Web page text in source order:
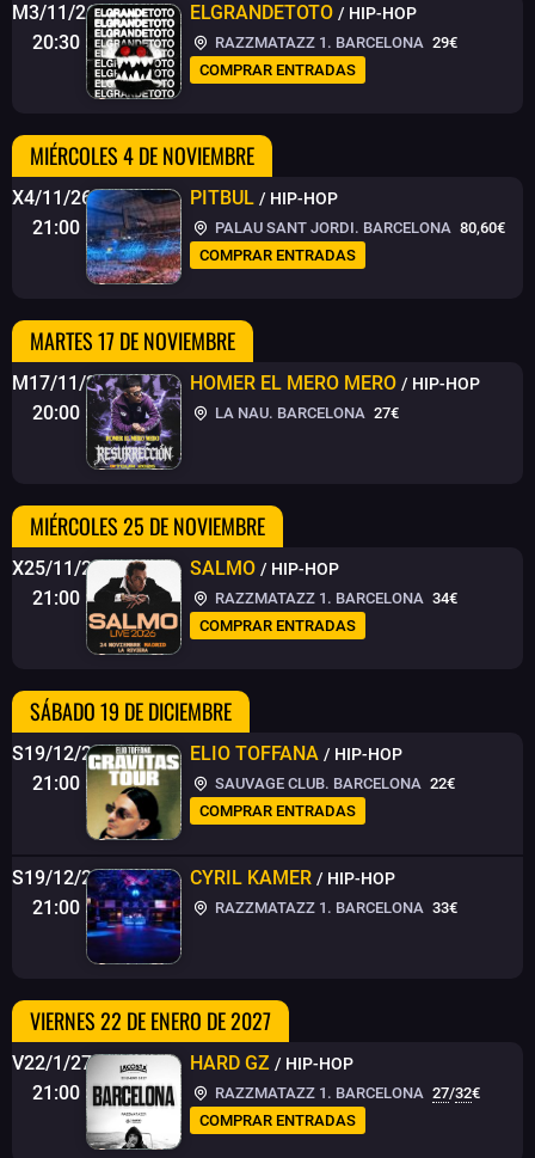
M3/11/26
20:30
ELGRANDETOTO / HIP-HOP
RAZZMATAZZ 1. BARCELONA 29€
COMPRAR ENTRADAS
MIÉRCOLES 4 DE NOVIEMBRE
X4/11/26
21:00
PITBUL / HIP-HOP
PALAU SANT JORDI. BARCELONA 80,60€
COMPRAR ENTRADAS
MARTES 17 DE NOVIEMBRE
M17/11/26
20:00
HOMER EL MERO MERO / HIP-HOP
LA NAU. BARCELONA 27€
MIÉRCOLES 25 DE NOVIEMBRE
X25/11/26
21:00
SALMO / HIP-HOP
RAZZMATAZZ 1. BARCELONA 34€
COMPRAR ENTRADAS
SÁBADO 19 DE DICIEMBRE
S19/12/26
21:00
ELIO TOFFANA / HIP-HOP
SAUVAGE CLUB. BARCELONA 22€
COMPRAR ENTRADAS
S19/12/26
21:00
CYRIL KAMER / HIP-HOP
RAZZMATAZZ 1. BARCELONA 33€
VIERNES 22 DE ENERO DE 2027
V22/1/27
21:00
HARD GZ / HIP-HOP
RAZZMATAZZ 1. BARCELONA 27/32€
COMPRAR ENTRADAS